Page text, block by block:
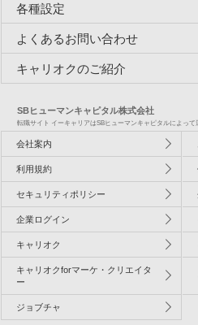
各種設定
よくあるお問い合わせ
キャリオクのご紹介
SBヒューマンキャピタル株式会社
転職サイト イーキャリアはSBヒューマンキャピタルによって
会社案内
利用規約
セキュリティポリシー
企業ログイン
キャリオク
キャリオクforマーケ・クリエイタ
ー
ジョブチャ